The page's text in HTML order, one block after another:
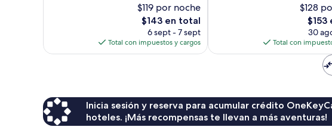
$119 por noche
El
precio
actual
es
$143 en total
6 sept - 7 sept
Total con impuestos y cargos
$128
El
precio
actual
es
$153
$153
30
Total con
Inicia sesión y reserva para acumular crédito
hoteles. ¡Más recompensas te llevan a más aventuras!